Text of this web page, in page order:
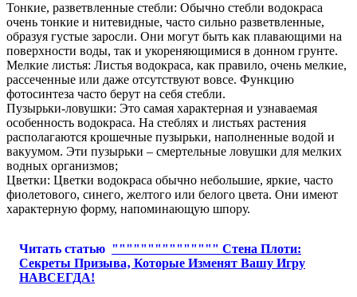
Тонкие, разветвленные стебли: Обычно стебли водокраса
очень тонкие и нитевидные, часто сильно разветвленные,
образуя густые заросли. Они могут быть как плавающими на
поверхности воды, так и укореняющимися в донном грунте.
Мелкие листья: Листья водокраса, как правило, очень мелкие,
рассеченные или даже отсутствуют вовсе. Функцию
фотосинтеза часто берут на себя стебли.
Пузырьки-ловушки: Это самая характерная и узнаваемая
особенность водокраса. На стеблях и листьях растения
располагаются крошечные пузырьки, наполненные водой и
вакуумом. Эти пузырьки – смертельные ловушки для мелких
водных организмов;
Цветки: Цветки водокраса обычно небольшие, яркие, часто
фиолетового, синего, желтого или белого цвета. Они имеют
характерную форму, напоминающую шпору.
Читать статью """"""""""""""" Стена Плоти:
Секреты Призыва‚ Которые Изменят Вашу Игру
НАВСЕГДА!